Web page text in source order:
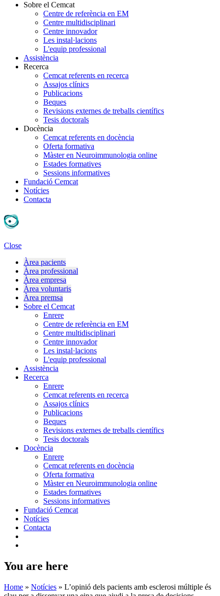
Sobre el Cemcat
Centre de referència en EM
Centre multidisciplinari
Centre innovador
Les instal·lacions
L'equip professional
Assistència
Recerca
Cemcat referents en recerca
Assajos clínics
Publicacions
Beques
Revisions externes de treballs científics
Tesis doctorals
Docència
Cemcat referents en docència
Oferta formativa
Màster en Neuroimmunologia online
Estades formatives
Sessions informatives
Fundació Cemcat
Notícies
Contacta
Close
Àrea pacients
Àrea professional
Àrea empresa
Àrea voluntaris
Àrea premsa
Sobre el Cemcat
Enrere
Centre de referència en EM
Centre multidisciplinari
Centre innovador
Les instal·lacions
L'equip professional
Assistència
Recerca
Enrere
Cemcat referents en recerca
Assajos clínics
Publicacions
Beques
Revisions externes de treballs científics
Tesis doctorals
Docència
Enrere
Cemcat referents en docència
Oferta formativa
Màster en Neuroimmunologia online
Estades formatives
Sessions informatives
Fundació Cemcat
Notícies
Contacta
You are here
Home » Notícies » L’opinió dels pacients amb esclerosi múltiple és